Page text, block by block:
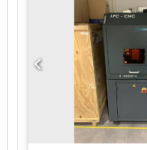
und das Verschließen des
Klebeband konzipiert und
Dieses Modell gehört zu
mittleren/höheren
aufgrund seines
Industriezweigen
Kartonverpackungen